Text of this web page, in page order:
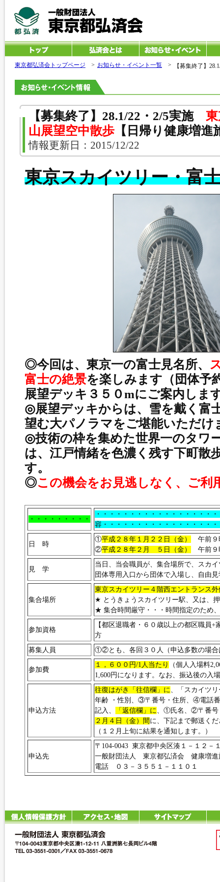
東京都弘済会トップページ > お知らせ・イベント一覧> 【募集終了】
【募集終了】28.1/22・2/5実施
山展望空中散歩 【日帰り健康増進
情報更新日：2015/12/22
東京スカイツリー・富
◎今回は、東京一の富士見名所、
富士の絶景を楽しみます（団体予
展望デッキ３５０mにご案内しま
◎展望デッキからは、雪を戴く富
望む大パノラマをご堪能いただけ
◎技術の枠を集めた世界一のタワ
は、江戸情緒を色濃く残す下町散
す。
◎この機会をお見逃しなく、ご利
・・・・・・・・・
・・・・・・・・・・・・・・
容・・・・・・・・・・・・・・・・
日 時
①平成２８年１月２２日（金）
午前９
②平成２８年２月 ５日（金） 午前９
見 学
当日、当会職員が、集合場所で、スカ
団体専用入口から団体で入場し、自由
集合場所
東京スカイツリー４階西エントランス
★ とうきょうスカイツリー駅、又は、
★ 集合時間厳守・・・時間指定のため、
参加資格
【都区退職者・６０歳以上の都区職員
方
募集人員
①②とも、各回３０人（申込多数の場合
参加費
１，６００円/1人当たり
（個人入場料
1,600円になります。なお、振込後の入
申込方法
往復はがき「往信欄」に、「スカイツ
年齢 ・性別、③〒番号・住所、④電話
記入、
「返信欄」に、①氏名、②〒番号
２月４日（金）間 に、下記まで郵送く
（１２月上旬に結果を通知します。）
申込先
〒104-0043 東京都中央区湊１－１２
一般財団法人 東京都弘済会 健康増進
電話 ０３－３５５１－１１０１